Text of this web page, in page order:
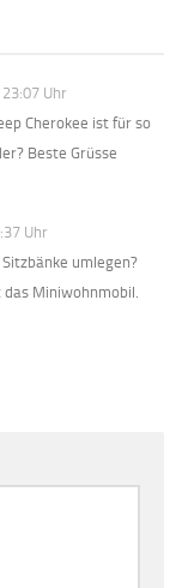
Uhr
Cherokee ist für so
Beste Grüsse
Uhr
umlegen?
Miniwohnmobil.